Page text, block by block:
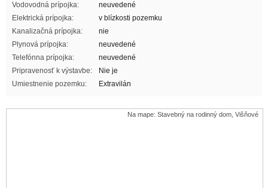
Vodovodná prípojka:
neuvedené
Elektrická prípojka:
v blízkosti pozemku
Kanalizačná prípojka:
nie
Plynová prípojka:
neuvedené
Telefónna prípojka:
neuvedené
Pripravenosť k výstavbe:
Nie je
Umiestnenie pozemku:
Extravilán
Na mape: Stavebný na rodinný dom, Višňové